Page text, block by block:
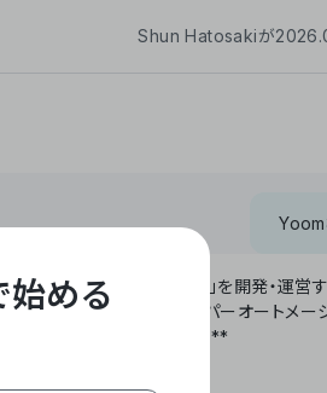
Shun Hatosakiが
Yoom
メーションSaaS「Yoom」を開発・運営す
ードで組み合わせたハイパーオートメー
ービスを提供しています。**
始める